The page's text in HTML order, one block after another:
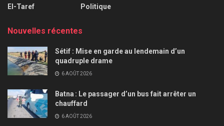
El-Taref
Politique
Nouvelles récentes
Sétif : Mise en garde au lendemain d’un
quadruple drame
6 AOÛT 2026
Batna : Le passager d’un bus fait arrêter un
chauffard
6 AOÛT 2026